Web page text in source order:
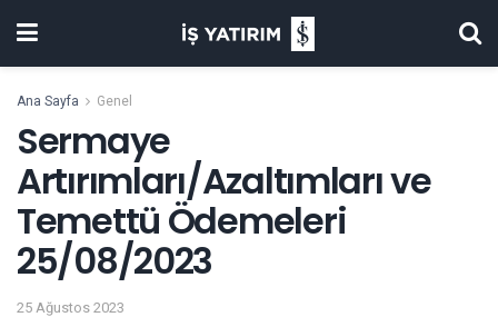
Ana Sayfa Genel
Sermaye
Artırımları/Azaltımları ve
Temettü Ödemeleri
25/08/2023
25 Ağustos 2023